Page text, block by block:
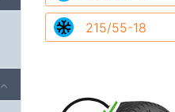
215/55-18